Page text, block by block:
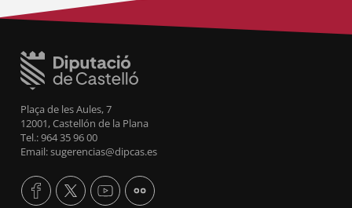
Plaça de les Aules, 7
12001, Castellón de la Plana
Tel.: 964 35 96 00
Email: sugerencias@dipcas.es